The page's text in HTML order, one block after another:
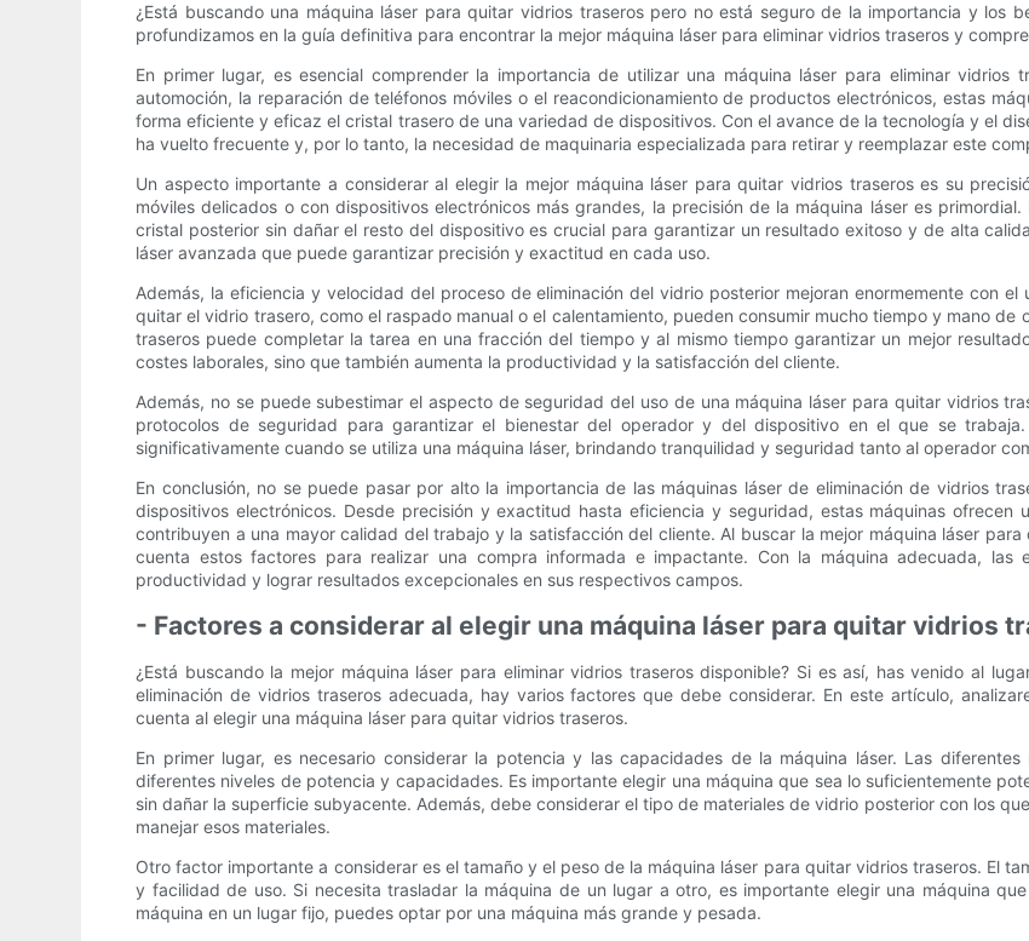
¿Está buscando una máquina láser para quitar vidrios traseros pero no está seguro de la importancia y los
profundizamos en la guía definitiva para encontrar la mejor máquina láser para eliminar vidrios traseros y
En primer lugar, es esencial comprender la importancia de utilizar una máquina láser para eliminar vidrios
automoción, la reparación de teléfonos móviles o el reacondicionamiento de productos electrónicos, estas
forma eficiente y eficaz el cristal trasero de una variedad de dispositivos. Con el avance de la tecnología y el
ha vuelto frecuente y, por lo tanto, la necesidad de maquinaria especializada para retirar y reemplazar este
Un aspecto importante a considerar al elegir la mejor máquina láser para quitar vidrios traseros es su
móviles delicados o con dispositivos electrónicos más grandes, la precisión de la máquina láser es
cristal posterior sin dañar el resto del dispositivo es crucial para garantizar un resultado exitoso y de alta
láser avanzada que puede garantizar precisión y exactitud en cada uso.
Además, la eficiencia y velocidad del proceso de eliminación del vidrio posterior mejoran enormemente con
quitar el vidrio trasero, como el raspado manual o el calentamiento, pueden consumir mucho tiempo y mano
traseros puede completar la tarea en una fracción del tiempo y al mismo tiempo garantizar un mejor
costes laborales, sino que también aumenta la productividad y la satisfacción del cliente.
Además, no se puede subestimar el aspecto de seguridad del uso de una máquina láser para quitar vidrios
protocolos de seguridad para garantizar el bienestar del operador y del dispositivo en el que se
significativamente cuando se utiliza una máquina láser, brindando tranquilidad y seguridad tanto al operador
En conclusión, no se puede pasar por alto la importancia de las máquinas láser de eliminación de vidrios
dispositivos electrónicos. Desde precisión y exactitud hasta eficiencia y seguridad, estas máquinas
contribuyen a una mayor calidad del trabajo y la satisfacción del cliente. Al buscar la mejor máquina láser
cuenta estos factores para realizar una compra informada e impactante. Con la máquina adecuada, las
productividad y lograr resultados excepcionales en sus respectivos campos.
- Factores a considerar al elegir una máquina láser para quitar vidrios
¿Está buscando la mejor máquina láser para eliminar vidrios traseros disponible? Si es así, has venido al
eliminación de vidrios traseros adecuada, hay varios factores que debe considerar. En este artículo,
cuenta al elegir una máquina láser para quitar vidrios traseros.
En primer lugar, es necesario considerar la potencia y las capacidades de la máquina láser. Las
diferentes niveles de potencia y capacidades. Es importante elegir una máquina que sea lo suficientemente
sin dañar la superficie subyacente. Además, debe considerar el tipo de materiales de vidrio posterior con los
manejar esos materiales.
Otro factor importante a considerar es el tamaño y el peso de la máquina láser para quitar vidrios traseros. El
y facilidad de uso. Si necesita trasladar la máquina de un lugar a otro, es importante elegir una máquina
máquina en un lugar fijo, puedes optar por una máquina más grande y pesada.